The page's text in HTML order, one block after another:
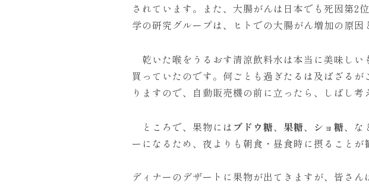
されています。また、大腸がんは日本でも死因第2
学の研究グループは、ヒトでの大腸がん増加の原
乾いた喉をうるおす清涼飲料水は本当に美味し
買っていたのです。何ごとも過ぎたるは及ばざる
りますので、自動販売機の前に立ったら、しばし考
ところで、果物には ブドウ糖、 果糖、 ショ糖、な
ーになるため、夜よりも朝食・昼食時に摂ることが
ディナーのデザートに果物が出てきますが、皆さん